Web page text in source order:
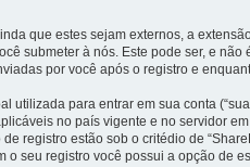
que estes sejam externos, a
submeter à nós. Este pode ser, e
por você após o registro e
para entrar em sua conta
no país vigente e no servidor
registro estão sob o critédio de
seu registro você possui a opção de